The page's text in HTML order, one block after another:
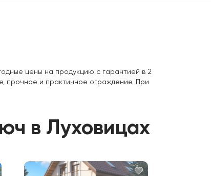
цены на продукцию с гарантией в 2
прочное и практичное ограждение. При
в Луховицах